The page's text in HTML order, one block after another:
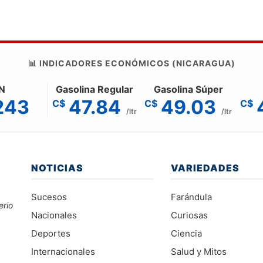
📊 INDICADORES ECONÓMICOS (NICARAGUA)
Gasolina Regular
C$ 47.84 /ltr
Gasolina Súper
C$ 49.03 /ltr
C$
NOTICIAS
Sucesos
Nacionales
Deportes
Internacionales
VARIEDADES
Farándula
Curiosas
Ciencia
Salud y Mitos